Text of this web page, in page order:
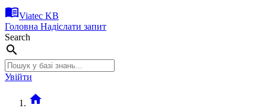
menu_bookViatec KB
Головна Надіслати запит
Search
search
Увійти
home